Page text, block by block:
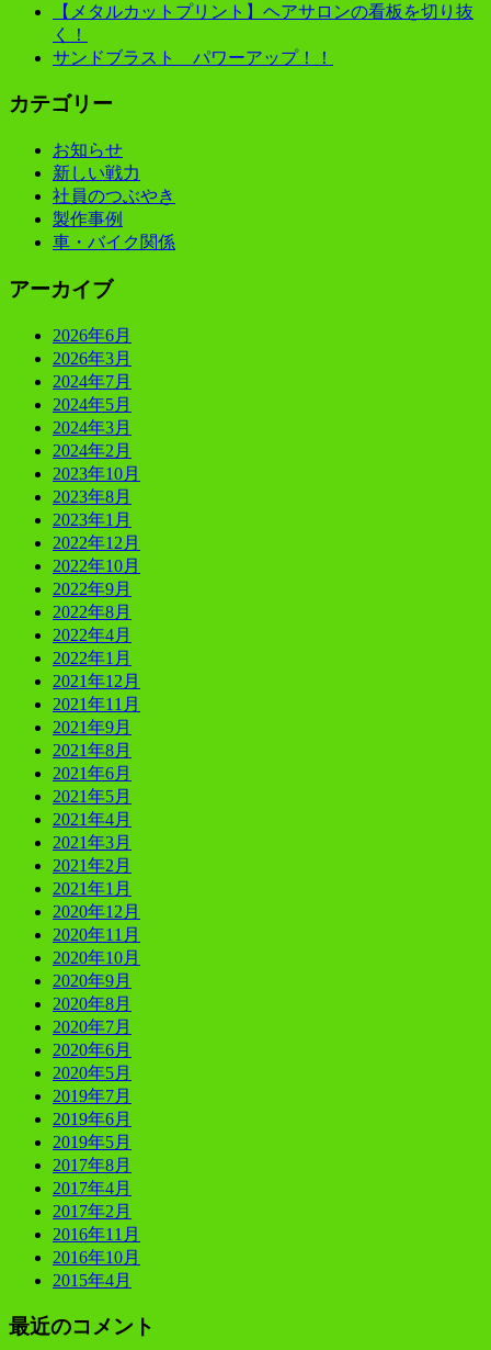
【メタルカットプリント】ヘアサロンの看板を切り抜
く！
サンドブラスト パワーアップ！！
カテゴリー
お知らせ
新しい戦力
社員のつぶやき
製作事例
車・バイク関係
アーカイブ
2026年6月
2026年3月
2024年7月
2024年5月
2024年3月
2024年2月
2023年10月
2023年8月
2023年1月
2022年12月
2022年10月
2022年9月
2022年8月
2022年4月
2022年1月
2021年12月
2021年11月
2021年9月
2021年8月
2021年6月
2021年5月
2021年4月
2021年3月
2021年2月
2021年1月
2020年12月
2020年11月
2020年10月
2020年9月
2020年8月
2020年7月
2020年6月
2020年5月
2019年7月
2019年6月
2019年5月
2017年8月
2017年4月
2017年2月
2016年11月
2016年10月
2015年4月
最近のコメント